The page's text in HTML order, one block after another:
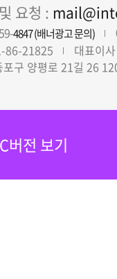
요청 :
4847 (배너광고 문의)
86-21825
대표이
포구 양평로 21길 26
버전 보기